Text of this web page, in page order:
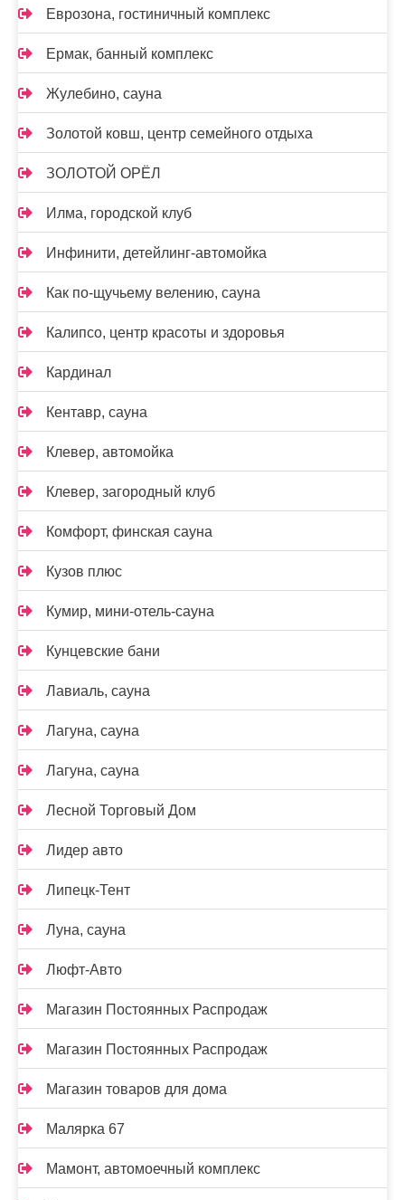
Еврозона, гостиничный комплекс
Ермак, банный комплекс
Жулебино, сауна
Золотой ковш, центр семейного отдыха
ЗОЛОТОЙ ОРЁЛ
Илма, городской клуб
Инфинити, детейлинг-автомойка
Как по-щучьему велению, сауна
Калипсо, центр красоты и здоровья
Кардинал
Кентавр, сауна
Клевер, автомойка
Клевер, загородный клуб
Комфорт, финская сауна
Кузов плюс
Кумир, мини-отель-сауна
Кунцевские бани
Лавиаль, сауна
Лагуна, сауна
Лагуна, сауна
Лесной Торговый Дом
Лидер авто
Липецк-Тент
Луна, сауна
Люфт-Авто
Магазин Постоянных Распродаж
Магазин Постоянных Распродаж
Магазин товаров для дома
Малярка 67
Мамонт, автомоечный комплекс